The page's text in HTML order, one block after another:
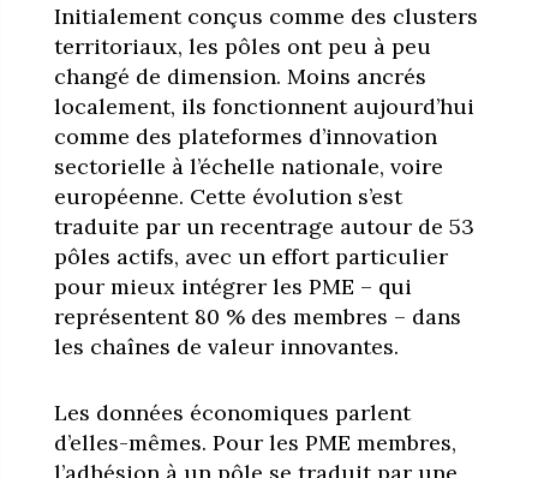
Initialement conçus comme des clusters
territoriaux, les pôles ont peu à peu
changé de dimension. Moins ancrés
localement, ils fonctionnent aujourd’hui
comme des plateformes d’innovation
sectorielle à l’échelle nationale, voire
européenne. Cette évolution s’est
traduite par un recentrage autour de 53
pôles actifs, avec un effort particulier
pour mieux intégrer les PME – qui
représentent 80 % des membres – dans
les chaînes de valeur innovantes.
Les données économiques parlent
d’elles-mêmes. Pour les PME membres,
l’adhésion à un pôle se traduit par une